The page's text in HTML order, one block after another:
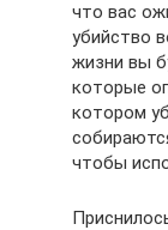
что вас
убийство
жизни вы
которые
котором
чтобы